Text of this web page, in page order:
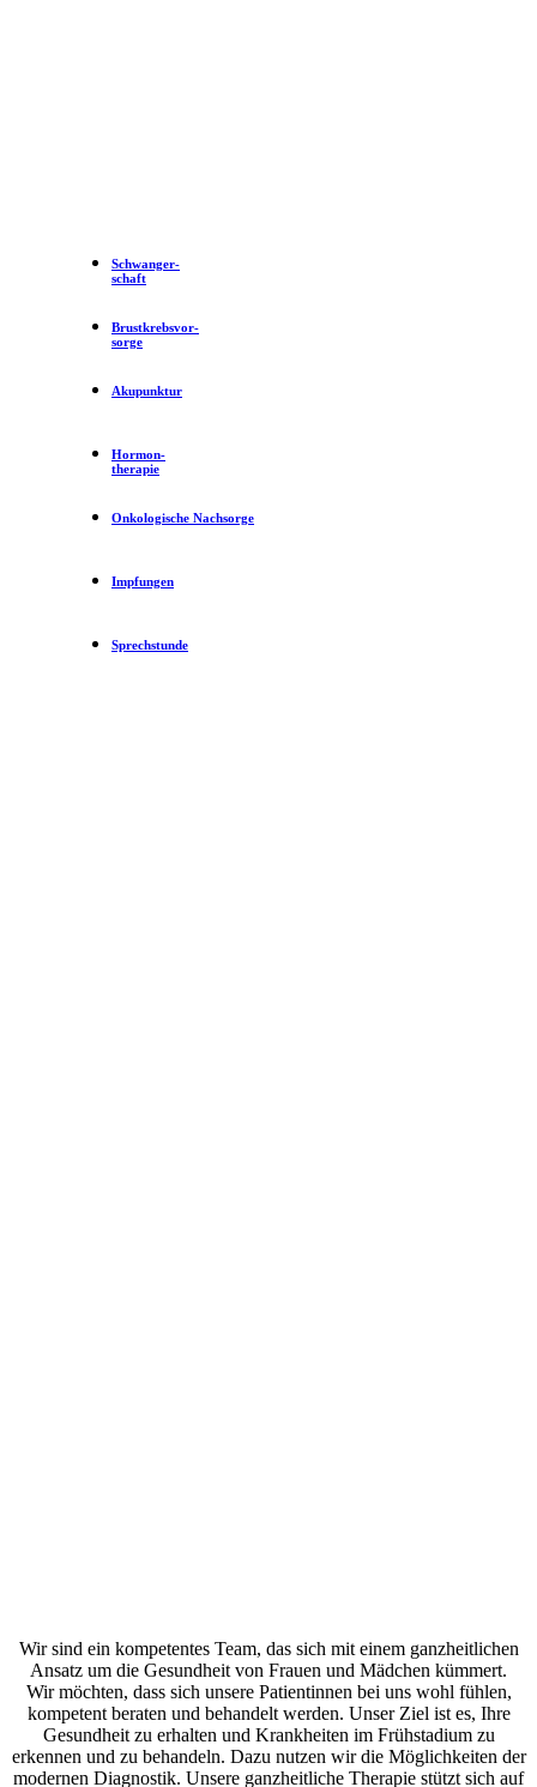
Schwanger-
schaft
Brustkrebsvor-
sorge
Akupunktur
Hormon-
therapie
Onkologische Nachsorge
Impfungen
Sprechstunde
Wir sind ein kompetentes Team, das sich mit einem ganzheitlichen
Ansatz um die Gesundheit von Frauen und Mädchen kümmert.
Wir möchten, dass sich unsere Patientinnen bei uns wohl fühlen,
kompetent beraten und behandelt werden. Unser Ziel ist es, Ihre
Gesundheit zu erhalten und Krankheiten im Frühstadium zu
erkennen und zu behandeln. Dazu nutzen wir die Möglichkeiten der
modernen Diagnostik. Unsere ganzheitliche Therapie stützt sich auf